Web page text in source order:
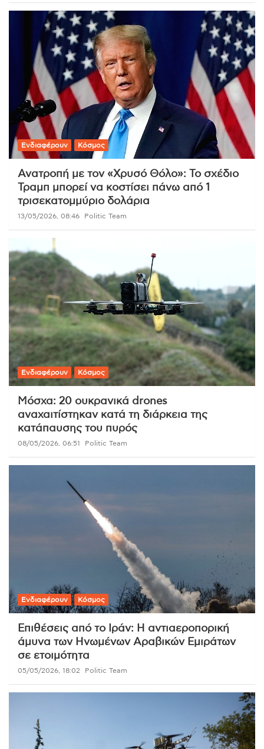
Ενδιαφέρουν Κόσμος
Ανατροπή με τον «Χρυσό Θόλο»: Το σχέδιο
Τραμπ μπορεί να κοστίσει πάνω από 1
τρισεκατομμύριο δολάρια
13/05/2026, 08:46 Politic Team
Ενδιαφέρουν Κόσμος
Μόσχα: 20 ουκρανικά drones
αναχαιτίστηκαν κατά τη διάρκεια της
κατάπαυσης του πυρός
08/05/2026, 06:51 Politic Team
Ενδιαφέρουν Κόσμος
Επιθέσεις από το Ιράν: Η αντιαεροπορική
άμυνα των Ηνωμένων Αραβικών Εμιράτων
σε ετοιμότητα
05/05/2026, 18:02 Politic Team